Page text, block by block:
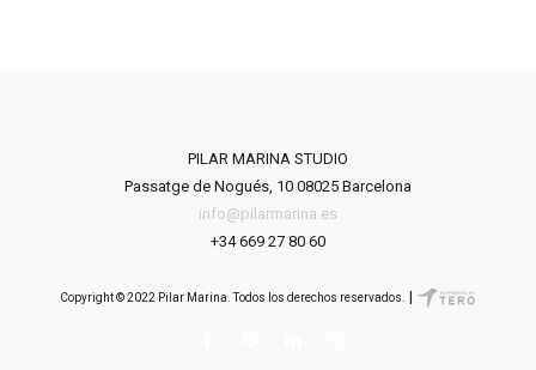
PILAR MARINA STUDIO
Passatge de Nogués, 10 08025 Barcelona
info@pilarmarina.es
+34 669 27 80 60
Copyright © 2022 Pilar Marina. Todos los derechos reservados. |